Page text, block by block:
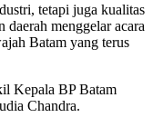
tetapi juga kualitas
daerah menggelar acara
Batam yang terus
Kepala BP Batam
Chandra.